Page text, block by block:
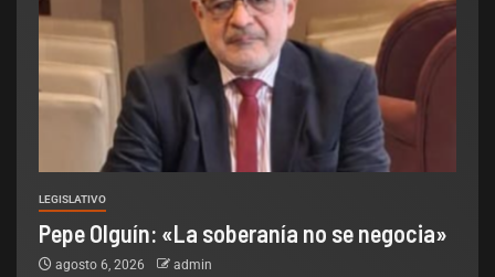
LEGISLATIVO
Pepe Olguín: «La soberanía no se negocia»
agosto 6, 2026 admin